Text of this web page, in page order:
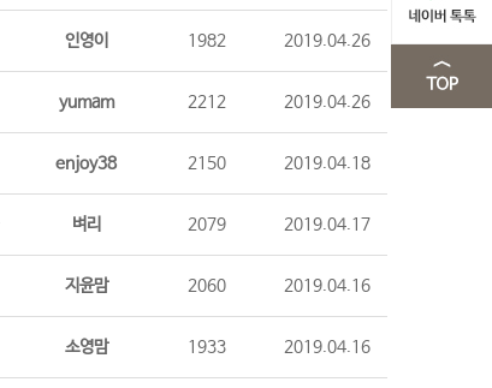
인영이 1982 2019.04.26
yumam 2212 2019.04.26
enjoy38 2150 2019.04.18
벼리 2079 2019.04.17
지윤맘 2060 2019.04.16
소영맘 1933 2019.04.16